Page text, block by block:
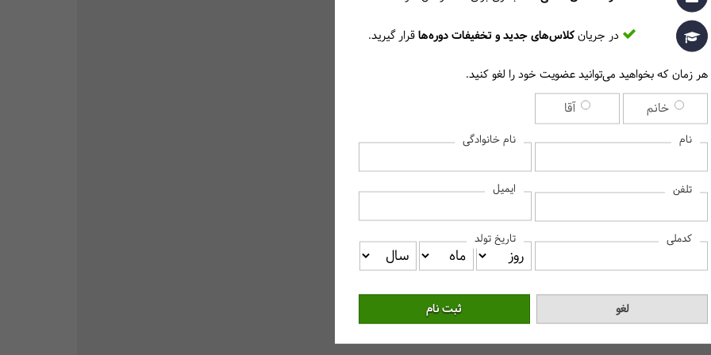
چرا این دوره را در مرکز آموزش حسابداران خبره انتخاب کنیم؟
و دانشگاه صنعت نفت صادر می‌شود.
ایران هستند.
حسابداری و مالی در ایران است.
برای دیدن پاسخ سوالات متداول، لطفا روی هر سوال کلیک کنید‎
در جریانکلاس‌های جدید و تخفیفات دوره‌هاقرار گیرید.
هر زمان که بخواهید می‌توانید عضویت خود را لغو کنید.
خانم آقا
نام نام خانوادگی
تلفن ایمیل
کدملی تاریخ تولد